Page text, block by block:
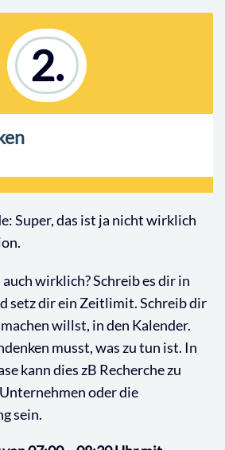
2.
Super, das ist ja nicht wirklich
wirklich? Schreib es dir in
setz dir ein Zeitlimit. Schreib dir
willst, in den Kalender.
musst, was zu tun ist. In
kann dies zB Recherche zu
oder die
sein.